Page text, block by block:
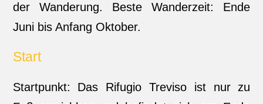
der Wanderung. Beste Wanderzeit: Ende
Juni bis Anfang Oktober.
Start
Startpunkt: Das Rifugio Treviso ist nur zu